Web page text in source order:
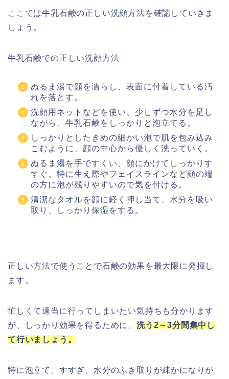
ここでは牛乳石鹸の正しい洗顔方法を確認していきま
しょう。
牛乳石鹸での正しい洗顔方法
ぬるま湯で顔を濡らし、表面に付着している汚
れを落とす。
洗顔用ネットなどを使い、少しずつ水分を足し
ながら、牛乳石鹸をしっかりと泡立てる。
しっかりとしたきめの細かい泡で肌を包み込み
こむように、顔の中心から優しく洗っていく。
ぬるま湯を手ですくい、顔にかけてしっかりす
すぐ。特に生え際やフェイスラインなど顔の端
の方に泡が残りやすいので気を付ける。
清潔なタオルを顔に軽く押し当て、水分を吸い
取り、しっかり保湿をする。
正しい方法で使うことで石鹸の効果を最大限に発揮し
ます。
忙しくて適当に行ってしまいたい気持ちも分かります
が、しっかり効果を得るために、 洗う2～3分間集中し
て行いましょう。
特に泡立て、すすぎ、水分のふき取りが疎かになりが